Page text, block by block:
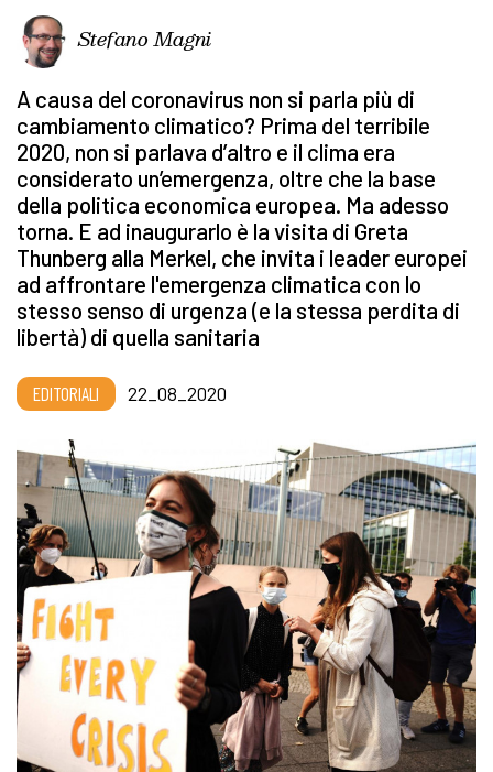
Stefano Magni
A causa del coronavirus non si parla più di
cambiamento climatico? Prima del terribile
2020, non si parlava d’altro e il clima era
considerato un’emergenza, oltre che la base
della politica economica europea. Ma adesso
torna. E ad inaugurarlo è la visita di Greta
Thunberg alla Merkel, che invita i leader europei
ad affrontare l'emergenza climatica con lo
stesso senso di urgenza (e la stessa perdita di
libertà) di quella sanitaria
EDITORIALI 22_08_2020